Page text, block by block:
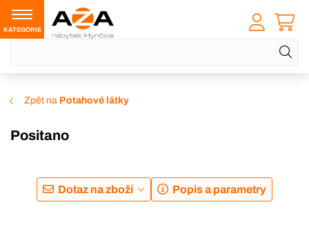
KATEGORIE
Zpět na Potahové látky
Positano
Dotaz na zboží Popis a parametry